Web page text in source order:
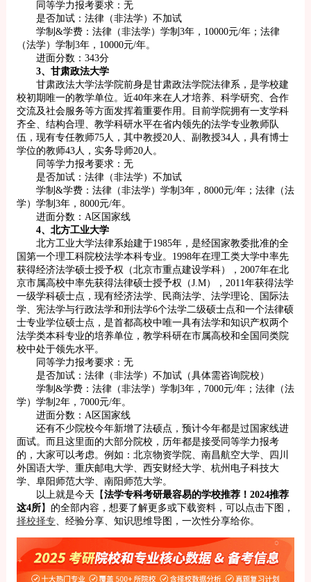
同等学力报考要求：无
是否加试：法律（非法学）不加试
学制&学费：法律（非法学）学制3年，10000元/年；法律
（法学）学制3年，10000元/年。
进面分数：343分
3、甘肃政法大学
甘肃政法大学法学院前身是甘肃政法学院法律系，是学校建
校初期唯一的教学单位。近40年来在人才培养、科学研究、合作
交流及社会服务等方面发挥着重要作用。目前学院拥有一支学科
齐全、结构合理、教学科研水平在省内领先的法学专业教师队
伍，现有专任教师75人，其中教授20人、副教授34人，具有博士
学位的教师43人，实务导师20人。
同等学力报考要求：无
是否加试：法律（非法学）不加试
学制&学费：法律（非法学）学制3年，8000元/年；法律（法
学）学制3年，8000元/年。
进面分数：A区国家线
4、北方工业大学
北方工业大学法律系始建于1985年，是经国家教委批准的全
国第一个理工科院校法学本科专业。1998年在理工类大学中率先
获得经济法学硕士授予权（北京市重点建设学科），2007年在北
京市属高校中率先获得法律硕士授予权（J.M），2011年获得法学
一级学科硕士点，现有经济法学、民商法学、法学理论、国际法
学、宪法学与行政法学和刑法学6个法学二级硕士点和一个法律硕
士专业学位硕士点，是首都高校中唯一具有法学和知识产权两个
法学类本科专业的培养单位，教学科研在市属高校和全国同类院
校中处于领先水平。
同等学力报考要求：无
是否加试：法律（非法学）不加试（具体需咨询院校）
学制&学费：法律（非法学）学制3年，7000元/年；法律（法
学）学制2年，7000元/年。
进面分数：A区国家线
还有不少院校今年新增了法硕点，预计今年都是过国家线进
面试。而且这里面的大部分院校，历年都是接受同等学力报考
的，大家可以考虑。例如：北京物资学院、南昌航空大学、四川
外国语大学、重庆邮电大学、西安财经大学、杭州电子科技大
学、阜阳师范大学、南阳师范大学。
以上就是今天【法学专科考研最容易的学校推荐！2024推荐
这4所】的全部内容，想要了解更多或下载资料，可以点击下图，
择校择专、经验分享、知识思维导图，一次性分享给你。